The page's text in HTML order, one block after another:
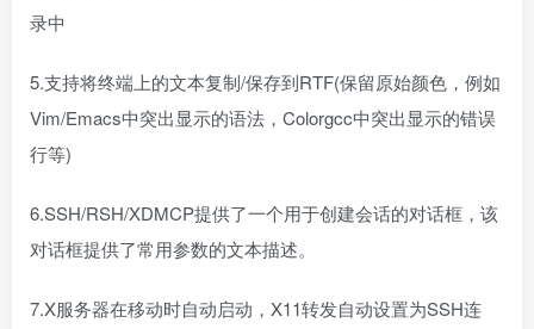
录中
5.支持将终端上的文本复制/保存到RTF(保留原始颜色，例如
Vim/Emacs中突出显示的语法，Colorgcc中突出显示的错误
行等)
6.SSH/RSH/XDMCP提供了一个用于创建会话的对话框，该
对话框提供了常用参数的文本描述。
7.X服务器在移动时自动启动，X11转发自动设置为SSH连